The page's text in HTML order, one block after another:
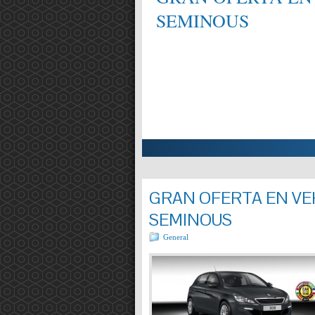
EN MECÀNICA,
Entrada completa »
SEMINOUS
GRAN OFERTA EN
SEMINOUS
General